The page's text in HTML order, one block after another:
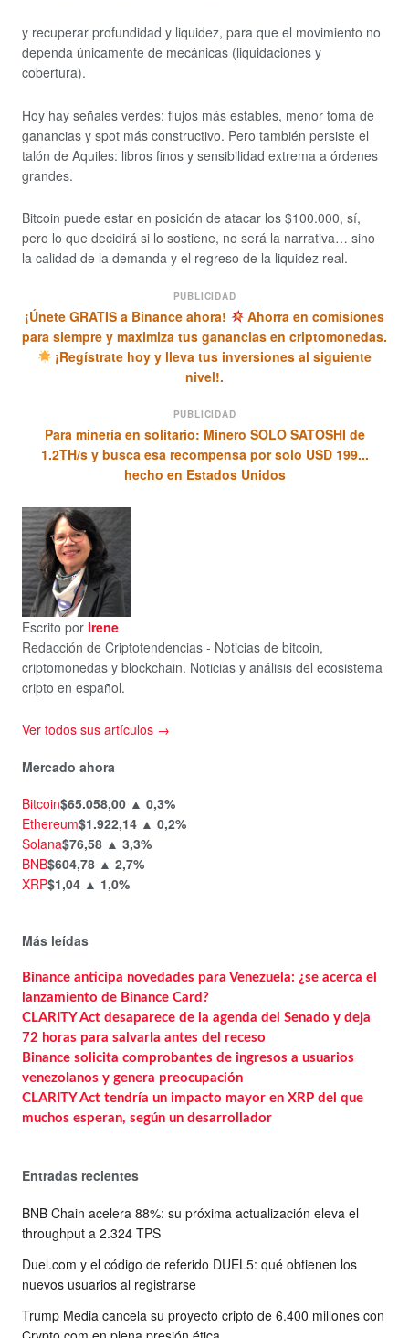
y recuperar profundidad y liquidez, para que el movimiento no
dependa únicamente de mecánicas (liquidaciones y
cobertura).
Hoy hay señales verdes: flujos más estables, menor toma de
ganancias y spot más constructivo. Pero también persiste el
talón de Aquiles: libros finos y sensibilidad extrema a órdenes
grandes.
Bitcoin puede estar en posición de atacar los $100.000, sí,
pero lo que decidirá si lo sostiene, no será la narrativa… sino
la calidad de la demanda y el regreso de la liquidez real.
PUBLICIDAD
¡Únete GRATIS a Binance ahora!
Ahorra en comisiones
para siempre y maximiza tus ganancias en criptomonedas.
¡Regístrate hoy y lleva tus inversiones al siguiente
nivel!.
PUBLICIDAD
Para minería en solitario: Minero SOLO SATOSHI de
1.2TH/s y busca esa recompensa por solo USD 199...
hecho en Estados Unidos
Escrito por Irene
Redacción de Criptotendencias - Noticias de bitcoin,
criptomonedas y blockchain. Noticias y análisis del ecosistema
cripto en español.
Ver todos sus artículos →
Mercado ahora
Bitcoin$65.058,00 ▲ 0,3%
Ethereum$1.922,14 ▲ 0,2%
Solana$76,58 ▲ 3,3%
BNB$604,78 ▲ 2,7%
XRP$1,04 ▲ 1,0%
Más leídas
Binance anticipa novedades para Venezuela: ¿se acerca el
lanzamiento de Binance Card?
CLARITY Act desaparece de la agenda del Senado y deja
72 horas para salvarla antes del receso
Binance solicita comprobantes de ingresos a usuarios
venezolanos y genera preocupación
CLARITY Act tendría un impacto mayor en XRP del que
muchos esperan, según un desarrollador
Entradas recientes
BNB Chain acelera 88%: su próxima actualización eleva el
throughput a 2.324 TPS
Duel.com y el código de referido DUEL5: qué obtienen los
nuevos usuarios al registrarse
Trump Media cancela su proyecto cripto de 6.400 millones con